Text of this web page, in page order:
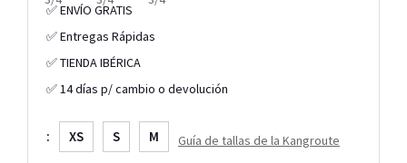
✅ ENVÍO GRATIS
✅ Entregas Rápidas
✅ TIENDA IBÉRICA
✅ 14 días p/ cambio o devolución
: XS S M Guía de tallas de la Kangroute